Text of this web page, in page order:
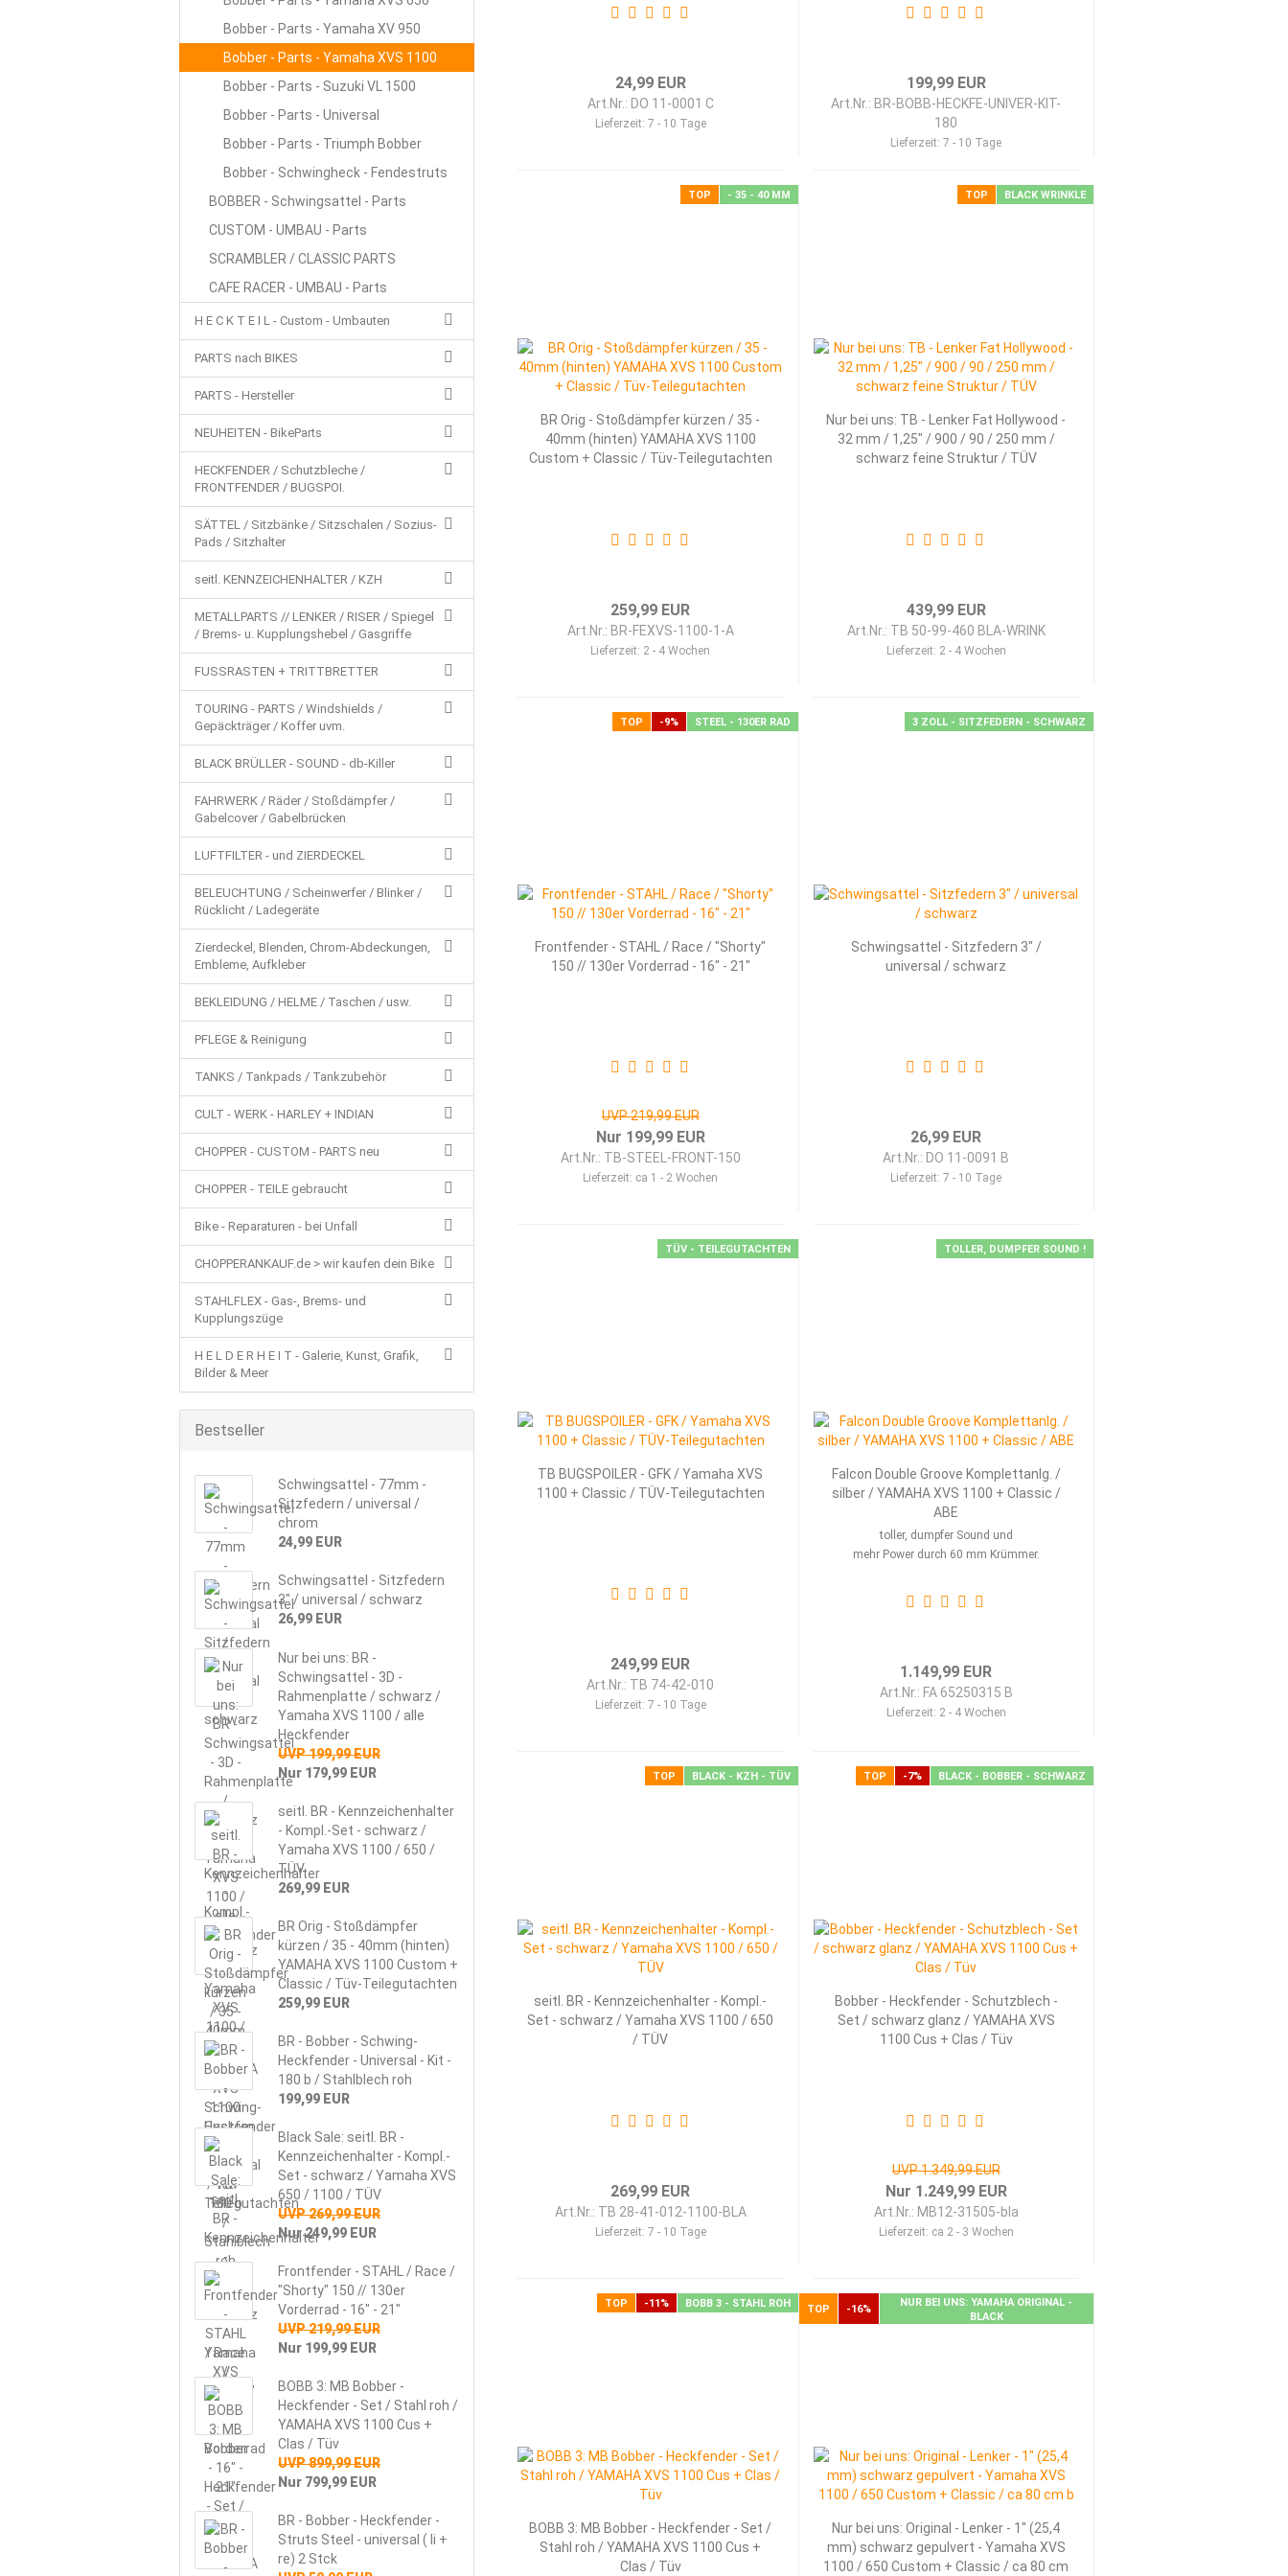
24,99 EUR
Art.Nr.: DO 11-0001 C
Lieferzeit: 7 - 10 Tage
199,99 EUR
Art.Nr.: BR-BOBB-HECKFE-UNIVER-KIT-
180
Lieferzeit:7 - 10 Tage
TOP - 35 - 40 MM
BR Orig - Stoßdämpfer kürzen / 35 -
40mm (hinten) YAMAHA XVS 1100
Custom + Classic / Tüv-Teilegutachten
259,99 EUR
Art.Nr.: BR-FEXVS-1100-1-A
Lieferzeit: 2 - 4 Wochen
TOP BLACK WRINKLE
Nur bei uns: TB - Lenker Fat Hollywood -
32 mm / 1,25" / 900 / 90 / 250 mm /
schwarz feine Struktur / TÜV
439,99 EUR
Art.Nr.: TB 50-99-460 BLA-WRINK
Lieferzeit: 2 - 4 Wochen
TOP -9% STEEL - 130ER RAD
Frontfender - STAHL / Race / "Shorty"
150 // 130er Vorderrad - 16" - 21"
UVP 219,99 EUR
Nur 199,99 EUR
Art.Nr.: TB-STEEL-FRONT-150
Lieferzeit: ca 1 - 2 Wochen
3 ZOLL - SITZFEDERN - SCHWARZ
Schwingsattel - Sitzfedern 3" /
universal / schwarz
26,99 EUR
Art.Nr.: DO 11-0091 B
Lieferzeit:7 - 10 Tage
TÜV - TEILEGUTACHTEN
TB BUGSPOILER - GFK / Yamaha XVS
1100 + Classic / TÜV-Teilegutachten
249,99 EUR
Art.Nr.: TB 74-42-010
Lieferzeit: 7 - 10 Tage
TOLLER, DUMPFER SOUND !
Falcon Double Groove Komplettanlg. /
silber / YAMAHA XVS 1100 + Classic /
ABE
toller, dumpfer Sound und
mehr Power durch 60 mm Krümmer.
1.149,99 EUR
Art.Nr.: FA 65250315 B
Lieferzeit: 2 - 4 Wochen
TOP BLACK - KZH - TÜV
seitl. BR - Kennzeichenhalter - Kompl.-
Set - schwarz / Yamaha XVS 1100 / 650
/ TÜV
269,99 EUR
Art.Nr.: TB 28-41-012-1100-BLA
Lieferzeit: 7 - 10 Tage
TOP -7% BLACK - BOBBER - SCHWARZ
Bobber - Heckfender - Schutzblech -
Set / schwarz glanz / YAMAHA XVS
1100 Cus + Clas / Tüv
UVP 1.349,99 EUR
Nur 1.249,99 EUR
Art.Nr.: MB12-31505-bla
Lieferzeit: ca 2 - 3 Wochen
TOP -11% BOBB 3 - STAHL ROH
BOBB 3: MB Bobber - Heckfender - Set /
Stahl roh / YAMAHA XVS 1100 Cus +
Clas / Tüv
TOP -16%
NUR BEI UNS: YAMAHA ORIGINAL -
BLACK
Nur bei uns: Original - Lenker - 1" (25,4
mm) schwarz gepulvert - Yamaha XVS
1100 / 650 Custom + Classic / ca 80 cm
Bobber - Parts - Yamaha XV 950
Bobber - Parts - Yamaha XVS 1100
Bobber - Parts - Suzuki VL 1500
Bobber - Parts - Universal
Bobber - Parts - Triumph Bobber
Bobber - Schwingheck - Fendestruts
BOBBER - Schwingsattel - Parts
CUSTOM - UMBAU - Parts
SCRAMBLER / CLASSIC PARTS
CAFE RACER - UMBAU - Parts
H E C K T E I L - Custom - Umbauten
PARTS nach BIKES
PARTS - Hersteller
NEUHEITEN - BikeParts
HECKFENDER / Schutzbleche /
FRONTFENDER / BUGSPOI.
SÄTTEL / Sitzbänke / Sitzschalen / Sozius-
Pads / Sitzhalter
seitl. KENNZEICHENHALTER / KZH
METALLPARTS // LENKER / RISER / Spiegel
/ Brems- u. Kupplungshebel / Gasgriffe
FUSSRASTEN + TRITTBRETTER
TOURING - PARTS / Windshields /
Gepäckträger / Koffer uvm.
BLACK BRÜLLER - SOUND - db-Killer
FAHRWERK / Räder / Stoßdämpfer /
Gabelcover / Gabelbrücken
LUFTFILTER - und ZIERDECKEL
BELEUCHTUNG / Scheinwerfer / Blinker /
Rücklicht / Ladegeräte
Zierdeckel, Blenden, Chrom-Abdeckungen,
Embleme, Aufkleber
BEKLEIDUNG / HELME / Taschen / usw.
PFLEGE & Reinigung
TANKS / Tankpads / Tankzubehör
CULT - WERK - HARLEY + INDIAN
CHOPPER - CUSTOM - PARTS neu
CHOPPER - TEILE gebraucht
Bike - Reparaturen - bei Unfall
CHOPPERANKAUF.de > wir kaufen dein Bike
STAHLFLEX - Gas-, Brems- und
Kupplungszüge
H E L D E R H E I T - Galerie, Kunst, Grafik,
Bilder & Meer
Bestseller
Schwingsattel - 77mm -
Sitzfedern / universal /
chrom
24,99 EUR
Schwingsattel - Sitzfedern
3" / universal / schwarz
26,99 EUR
Nur bei uns: BR -
Schwingsattel - 3D -
Rahmenplatte / schwarz /
Yamaha XVS 1100 / alle
Heckfender
UVP 199,99 EUR
Nur 179,99 EUR
seitl. BR - Kennzeichenhalter
- Kompl.-Set - schwarz /
Yamaha XVS 1100 / 650 /
TÜV
269,99 EUR
BR Orig - Stoßdämpfer
kürzen / 35 - 40mm (hinten)
YAMAHA XVS 1100 Custom +
Classic / Tüv-Teilegutachten
259,99 EUR
BR - Bobber - Schwing-
Heckfender - Universal - Kit -
180 b / Stahlblech roh
199,99 EUR
Black Sale: seitl. BR -
Kennzeichenhalter - Kompl.-
Set - schwarz / Yamaha XVS
650 / 1100 / TÜV
UVP 269,99 EUR
Nur 249,99 EUR
Frontfender - STAHL / Race /
"Shorty" 150 // 130er
Vorderrad - 16" - 21"
UVP 219,99 EUR
Nur 199,99 EUR
BOBB 3: MB Bobber -
Heckfender - Set / Stahl roh /
YAMAHA XVS 1100 Cus +
Clas / Tüv
UVP 899,99 EUR
Nur 799,99 EUR
BR - Bobber - Heckfender -
Struts Steel - universal ( li +
re) 2 Stck